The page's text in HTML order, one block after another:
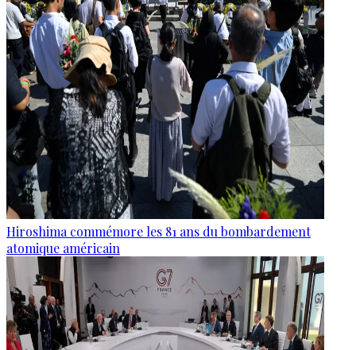
Hiroshima commémore les 81 ans du bombardement
atomique américain